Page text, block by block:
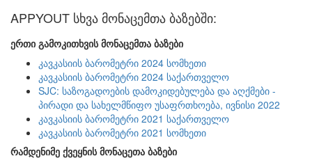
APPYOUT სხვა მონაცემთა ბაზებში:
ერთი გამოკითხვის მონაცემთა ბაზები
კავკასიის ბარომეტრი 2024 სომხეთი
კავკასიის ბარომეტრი 2024 საქართველო
SJC: საზოგადოების დამოკიდებულება და აღქმები -
პირადი და სახელმწიფო უსაფრთხოება, ივნისი 2022
კავკასიის ბარომეტრი 2021 საქართველო
კავკასიის ბარომეტრი 2021 სომხეთი
რამდენიმე ქვეყნის მონაცეთა ბაზები